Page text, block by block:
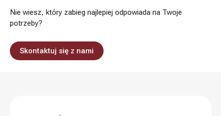
Nie wiesz, który zabieg najlepiej odpowiada na Twoje
potrzeby?
Skontaktuj się z nami